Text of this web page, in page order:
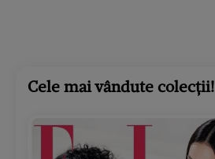
Cele mai vândute colecții!